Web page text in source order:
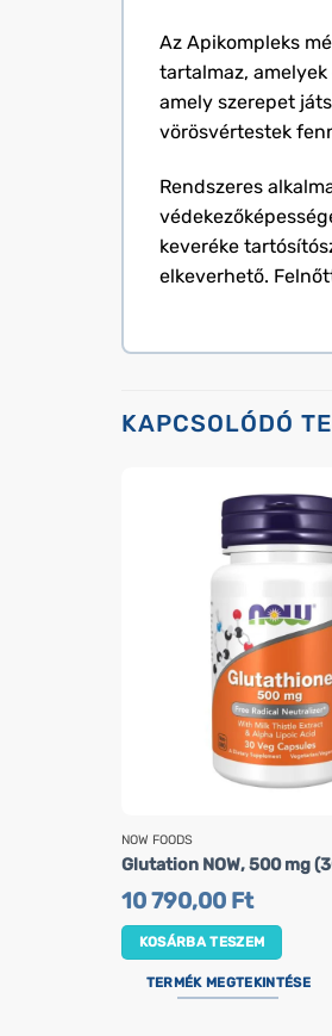
Az Apikompleks
tartalmaz,
amely szerepet
vörösvértestek
Rendszeres
keveréke
elkeverhető.
KAPCSOLÓDÓ
NOW FOODS
Glutation NOW, 500 mg
10 790,00 Ft
KOSÁRBA TESZEM
TERMÉK MEGTEKINTÉSE